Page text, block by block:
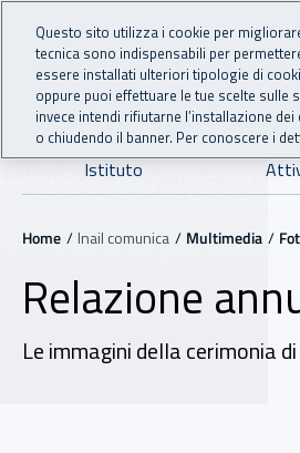
Vai al menu principale
Vai al contenuto principale
INAIL -
Navigazione
Istituto
Navigazione - Ti trovi in:
Home Inail comunica Multimedia
Relazione
Le immagini della cerimonia
Questo sito utilizza i cookie per
tecnica sono indispensabili per
essere installati ulteriori tipologie di
oppure puoi effettuare le tue scelte sulle
invece intendi rifiutarne l’installazione dei
o chiudendo il banner. Per conoscere i